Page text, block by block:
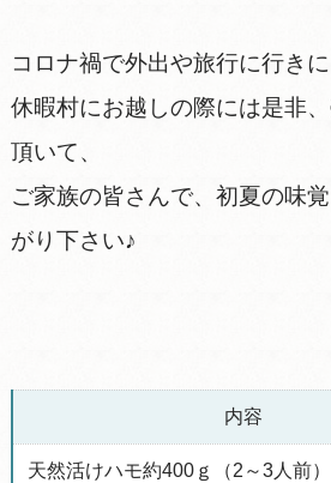
コロナ禍で外出や旅行に行きに
休暇村にお越しの際には是非
頂いて、
ご家族の皆さんで、初夏の味
がり下さい♪
内容
天然活けハモ約400ｇ（2～3人前）